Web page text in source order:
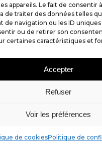
appareils. Le fait de consentir
de traiter des données telles
navigation ou les ID uniques
ou de retirer son
certaines caractéristiques et
Accepter
Refuser
Voir les préférences
de cookiesPolitique de
du 19 Mars 1962
– Tous droits réservés –
Mentions Légales|
|Conditions
et La Baule, le Grand
| Agence référencée sur